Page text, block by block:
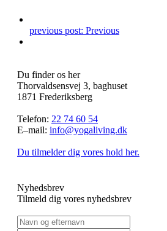
previous post: Previous
Du finder os her
Thorvaldsensvej 3, baghuset
1871 Frederiksberg
Telefon: 22 74 60 54
E–mail: info@yogaliving.dk
Du tilmelder dig vores hold her.
Nyhedsbrev
Tilmeld dig vores nyhedsbrev